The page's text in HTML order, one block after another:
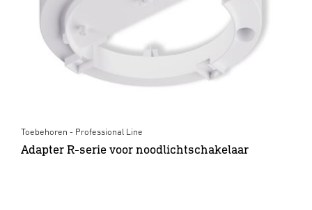
Toebehoren - Professional Line
Adapter R-serie voor noodlichtschakelaar